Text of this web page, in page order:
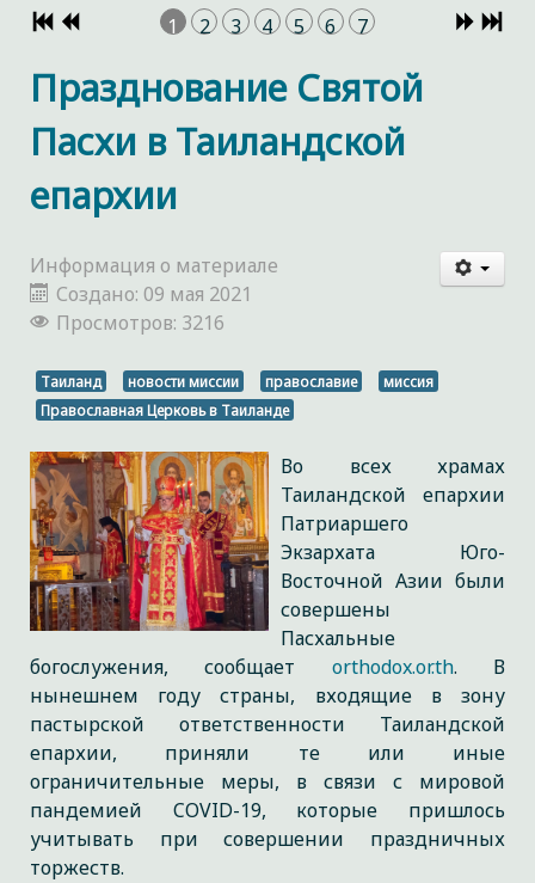
1 2 3 4 5 6 7
Празднование Святой
Пасхи в Таиландской
епархии
Информация о материале
Создано: 09 мая 2021
Просмотров: 3216
Таиланд новости миссии православие
миссия
Православная Церковь в Таиланде
Во всех храмах
Таиландской епархии
Патриаршего
Экзархата Юго-
Восточной Азии были
совершены
Пасхальные
богослужения, сообщает orthodox.or.th. В
нынешнем году страны, входящие в зону
пастырской ответственности Таиландской
епархии, приняли те или иные
ограничительные меры, в связи с мировой
пандемией COVID-19, которые пришлось
учитывать при совершении праздничных
торжеств.